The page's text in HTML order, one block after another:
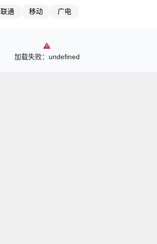
联通 移动 广电
加载失败：undefined